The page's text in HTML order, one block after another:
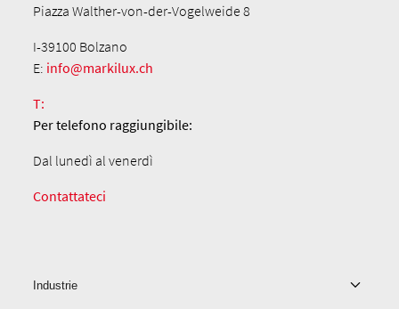
Piazza Walther-von-der-Vogelweide 8
I-39100 Bolzano
E: info@markilux.ch
T:
Per telefono raggiungibile:
Dal lunedì al venerdì
Contattateci
Industrie